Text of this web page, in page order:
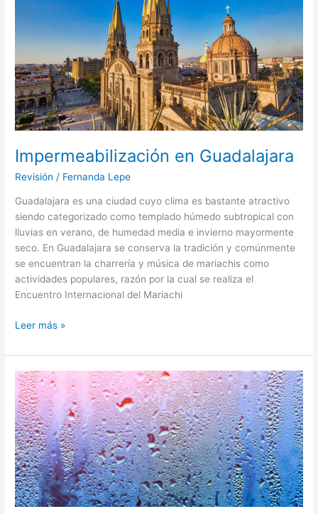
Impermeabilización en Guadalajara
Revisión / Fernanda Lepe
Guadalajara es una ciudad cuyo clima es bastante atractivo
siendo categorizado como templado húmedo subtropical con
lluvias en verano, de humedad media e invierno mayormente
seco. En Guadalajara se conserva la tradición y comúnmente
se encuentran la charrería y música de mariachis como
actividades populares, razón por la cual se realiza el
Encuentro Internacional del Mariachi
Leer más »
Causas
de
la
humedad